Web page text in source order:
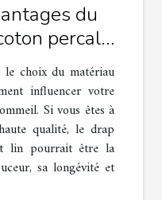
du
percale
literie
choix du matériau
influencer votre
Si vous êtes à
qualité, le drap
lin pourrait être la
sa longévité et